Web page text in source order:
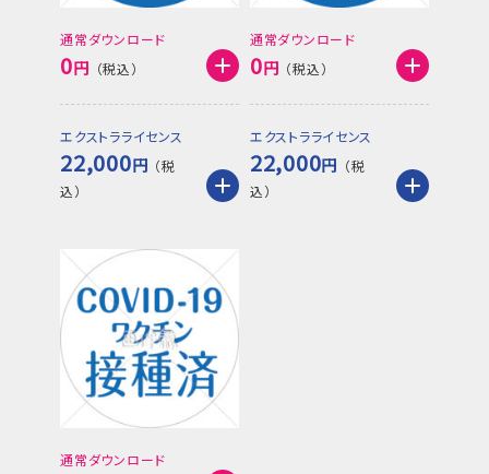
通常ダウンロード
0円
エクストラライセンス
22,000円
通常ダウンロード
0円
エクストラライセンス
22,000円
通常ダウンロード